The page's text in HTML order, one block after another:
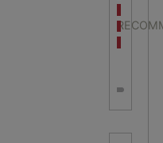
目前科
全息